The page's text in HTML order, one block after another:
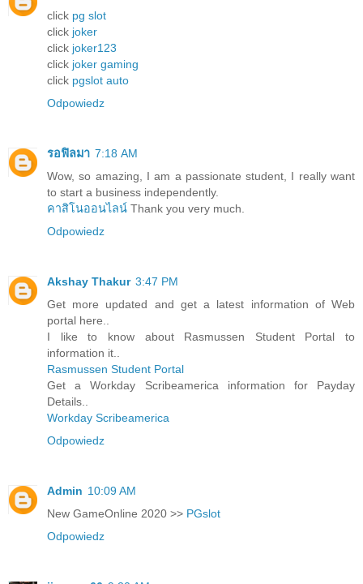
click pg slot
click joker
click joker123
click joker gaming
click pgslot auto
Odpowiedz
รอฟิลมา 7:18 AM
Wow, so amazing, I am a passionate student, I really want
to start a business independently.
คาสิโนออนไลน์ Thank you very much.
Odpowiedz
Akshay Thakur 3:47 PM
Get more updated and get a latest information of Web
portal here..
I like to know about Rasmussen Student Portal to
information it..
Rasmussen Student Portal
Get a Workday Scribeamerica information for Payday
Details..
Workday Scribeamerica
Odpowiedz
Admin 10:09 AM
New GameOnline 2020 >> PGslot
Odpowiedz